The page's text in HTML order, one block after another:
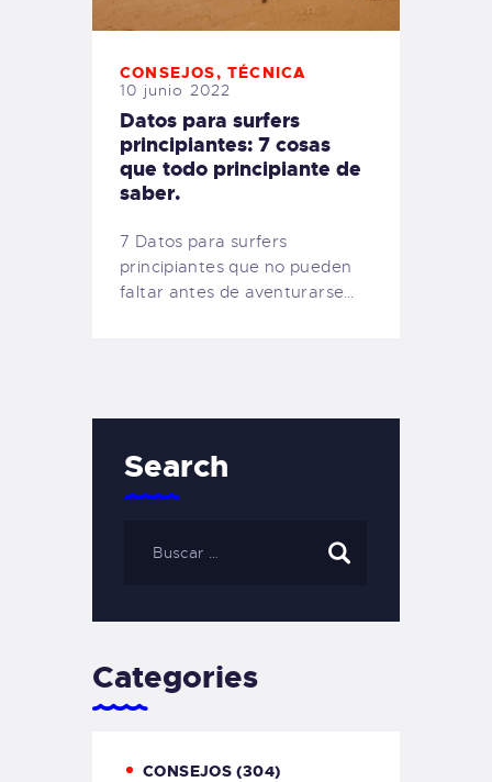
CONSEJOS,TÉCNICA
10 junio 2022
Datos para surfers
principiantes: 7 cosas
que todo principiante de
saber.
7 Datos para surfers
principiantes que no pueden
faltar antes de aventurarse…
Search
Categories
CONSEJOS (304)